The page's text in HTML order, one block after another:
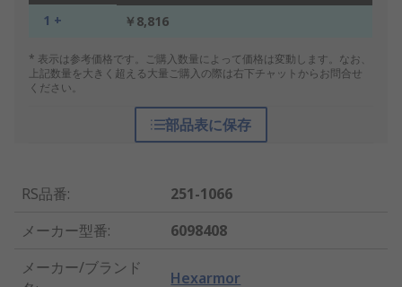
1 + ￥8,816
* 表示は参考価格です。ご購入数量によって価格は変動します。なお、
上記数量を大きく超える大量ご購入の際は右下チャットからお問合せ
ください。
部品表に保存
RS品番:
251-1066
メーカー型番:
6098408
メーカー/ブランド
Hexarmor